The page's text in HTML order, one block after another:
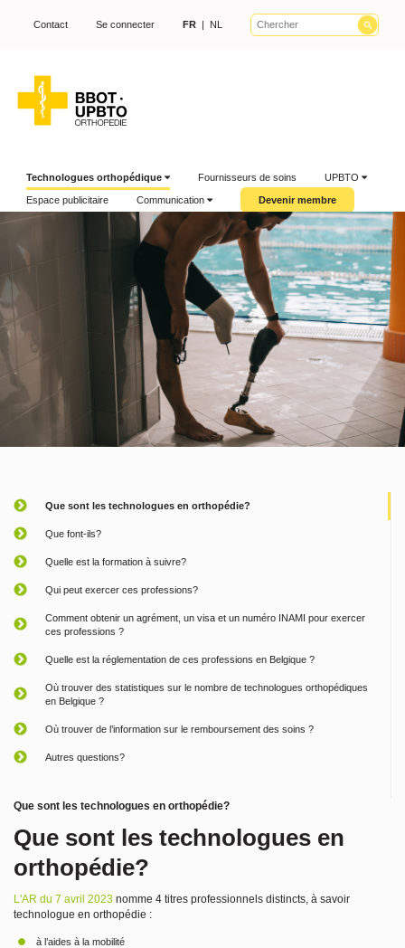
Contact Se connecter FR | NL
Technologues orthopédique Fournisseurs de soins UPBTO
Espace publicitaire Communication Devenir membre
Que sont les technologues en orthopédie?
Que font-ils?
Quelle est la formation à suivre?
Qui peut exercer ces professions?
Comment obtenir un agrément, un visa et un numéro INAMI pour exercer
ces professions ?
Quelle est la réglementation de ces professions en Belgique ?
Où trouver des statistiques sur le nombre de technologues orthopédiques
en Belgique ?
Où trouver de l’information sur le remboursement des soins ?
Autres questions?
Que sont les technologues en orthopédie?
Que sont les technologues en
orthopédie?
L'AR du 7 avril 2023 nomme 4 titres professionnels distincts, à savoir
technologue en orthopédie :
à l’aides à la mobilité